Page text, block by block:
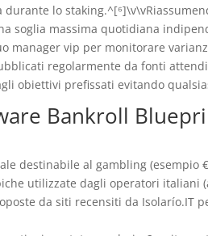
lo
soglia massima quotidiana
manager vip per monitorare
regolarmente da fonti
obiettivi prefissati evitando
Bankroll
destinabile al gambling (esempio
utilizzate dagli operatori italiani
da siti recensiti da Isolarío.IT